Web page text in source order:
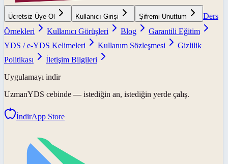
Ücretsiz Üye Ol Kullanıcı Girişi Şifremi Unuttum
Ders
Örnekleri
Kullanıcı Görüşleri Blog
Garantili Eğitim
YDS / e-YDS Kelimeleri
Kullanım Sözleşmesi
Gizlilik
Politikası
İletişim Bilgileri
Uygulamayı indir
UzmanYDS cebinde — istediğin an, istediğin yerde çalış.
İndirApp Store